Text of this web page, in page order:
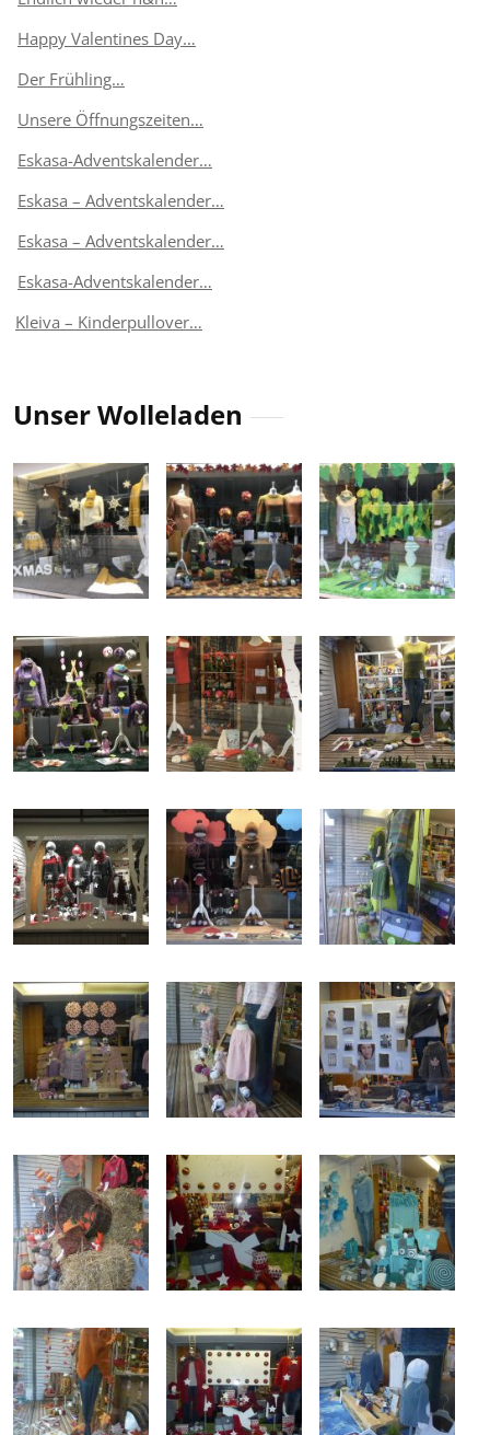
Happy Valentines Day…
Der Frühling…
Unsere Öffnungszeiten…
Eskasa-Adventskalender…
Eskasa – Adventskalender…
Eskasa – Adventskalender…
Eskasa-Adventskalender…
Kleiva – Kinderpullover…
Unser Wolleladen